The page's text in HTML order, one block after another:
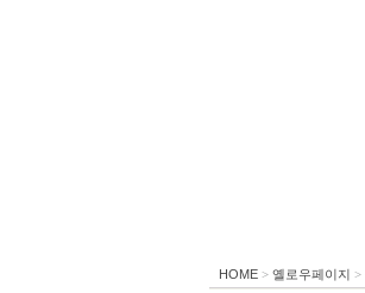
HOME> 옐로우페이지 >